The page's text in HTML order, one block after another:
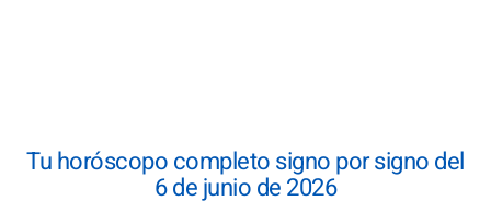
Tu horóscopo completo signo por signo del
6 de junio de 2026